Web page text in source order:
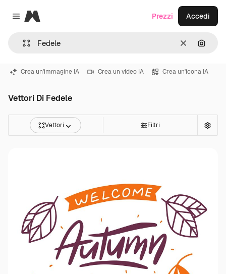
Close menu
Magnific
CancellaCerca
Prezzi Accedi
Crea un'immagine IA Crea un video IA Crea un'icona IA
Vettori Di Fedele
Vettori Filtri